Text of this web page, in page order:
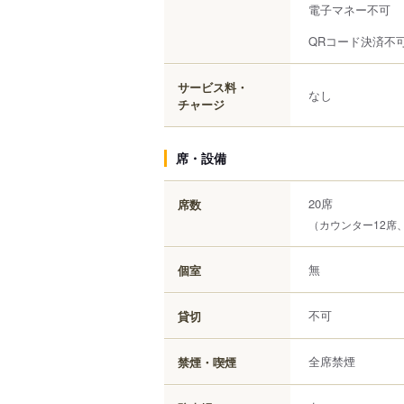
電子マネー不可
QRコード決済不
サービス料・
チャージ
なし
席・設備
席数 20席
（カウンター12席
個室 無
貸切 不可
禁煙・喫煙 全席禁煙